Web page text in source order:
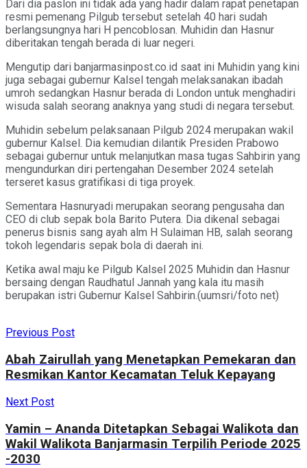
Dari dia paslon ini tidak ada yang hadir dalam rapat penetapan
resmi pemenang Pilgub tersebut setelah 40 hari sudah
berlangsungnya hari H pencoblosan. Muhidin dan Hasnur
diberitakan tengah berada di luar negeri.
Mengutip dari banjarmasinpost.co.id saat ini Muhidin yang kini
juga sebagai gubernur Kalsel tengah melaksanakan ibadah
umroh sedangkan Hasnur berada di London untuk menghadiri
wisuda salah seorang anaknya yang studi di negara tersebut.
Muhidin sebelum pelaksanaan Pilgub 2024 merupakan wakil
gubernur Kalsel. Dia kemudian dilantik Presiden Prabowo
sebagai gubernur untuk melanjutkan masa tugas Sahbirin yang
mengundurkan diri pertengahan Desember 2024 setelah
terseret kasus gratifikasi di tiga proyek.
Sementara Hasnuryadi merupakan seorang pengusaha dan
CEO di club sepak bola Barito Putera. Dia dikenal sebagai
penerus bisnis sang ayah alm H Sulaiman HB, salah seorang
tokoh legendaris sepak bola di daerah ini.
Ketika awal maju ke Pilgub Kalsel 2025 Muhidin dan Hasnur
bersaing dengan Raudhatul Jannah yang kala itu masih
berupakan istri Gubernur Kalsel Sahbirin.(uumsri/foto net)
Previous Post
Abah Zairullah yang Menetapkan Pemekaran dan
Resmikan Kantor Kecamatan Teluk Kepayang
Next Post
Yamin – Ananda Ditetapkan Sebagai Walikota dan
Wakil Walikota Banjarmasin Terpilih Periode 2025
-2030